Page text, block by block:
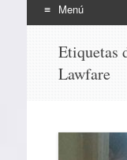
Menú
contenido
Etiquetas
Lawfare